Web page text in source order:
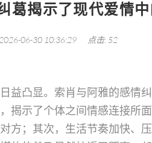
葛揭示了现代爱情
2026-06-30 10:36:29 点击: 52
益凸显。索肖与阿雅的感情
揭示了个体之间情感连接所
方；其次，生活节奏加快、